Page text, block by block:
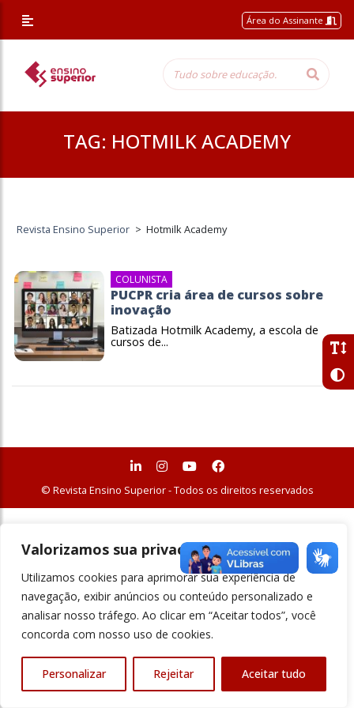
Valorizamos sua privacidade
Utilizamos cookies para aprimorar sua experiência de
navegação, exibir anúncios ou conteúdo personalizado e
analisar nosso tráfego. Ao clicar em “Aceitar todos”, você
concorda com nosso uso de cookies.
Personalizar Rejeitar Aceitar tudo
Área do Assinante
TAG: HOTMILK ACADEMY
Revista Ensino Superior > Hotmilk Academy
COLUNISTA
PUCPR cria área de cursos sobre
inovação
Batizada Hotmilk Academy, a escola de
cursos de...
© Revista Ensino Superior - Todos os direitos reservados